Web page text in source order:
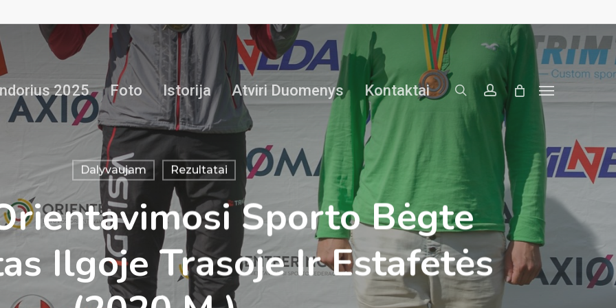
2025 Foto Istorija Atviri Duomenys Kontaktai searchaccountMenu
Dalyvaujam Rezultatai
Sporto Bėgte
Ilgoje Trasoje Ir Estafetės